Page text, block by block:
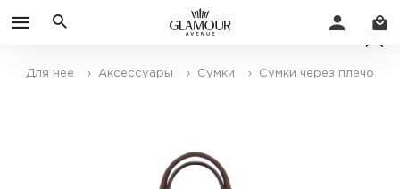
Для нее › Аксессуары › Сумки › Сумки через плечо